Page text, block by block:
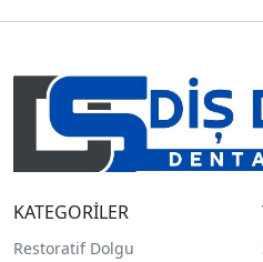
KATEGORİLER
Restoratif Dolgu